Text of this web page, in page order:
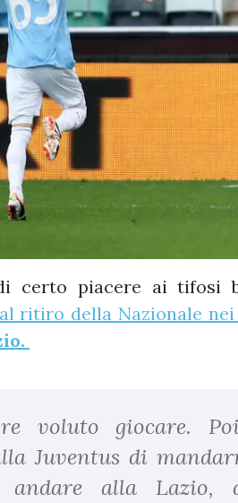
certo piacere ai tifosi
ritiro della Nazionale
voluto giocare.
Juventus di
andare alla Lazio,